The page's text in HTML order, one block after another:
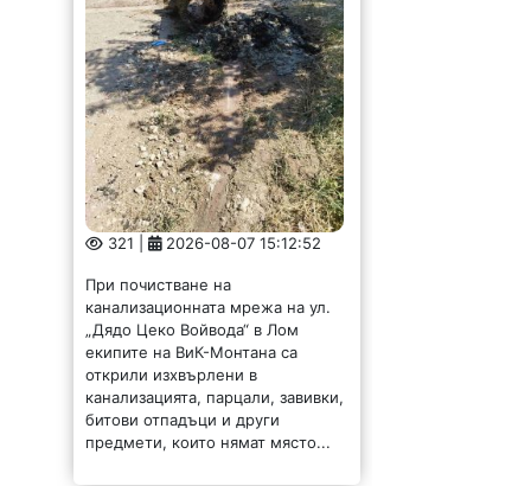
321 | 2026-08-07 15:12:52
При почистване на
канализационната мрежа на ул.
„Дядо Цеко Войвода“ в Лом
екипите на ВиК-Монтана са
открили изхвърлени в
канализацията, парцали, завивки,
битови отпадъци и други
предмети, които нямат място...